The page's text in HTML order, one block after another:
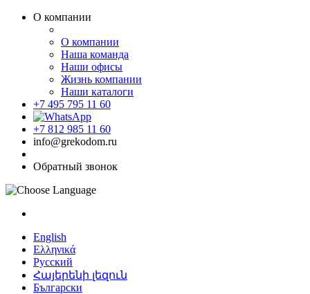
О компании
О компании
Наша команда
Наши офисы
Жизнь компании
Наши каталоги
+7 495 795 11 60
+7 812 985 11 60
info@grekodom.ru
Обратный звонок
English
Ελληνικά
Русский
Հայերենի լեզուն
Български